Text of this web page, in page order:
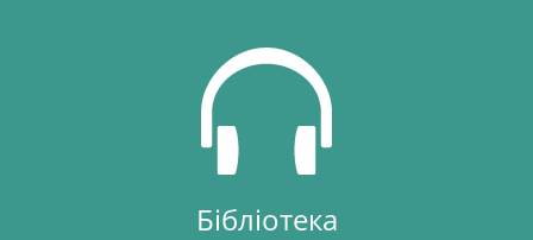
Бібліотека